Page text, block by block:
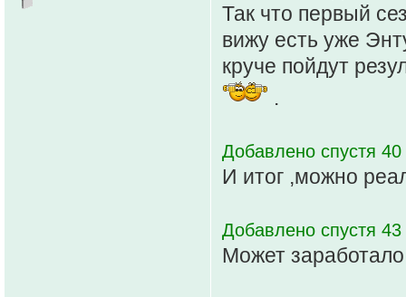
Так что первый
вижу есть уже
круче пойдут
.
Добавлено спустя
И итог ,можно
Добавлено спустя
Может